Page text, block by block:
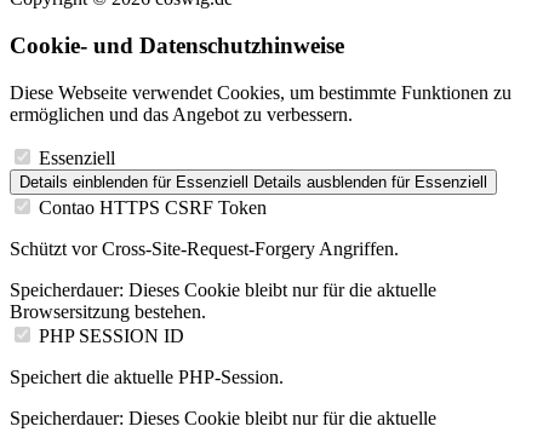
Cookie- und Datenschutzhinweise
Diese Webseite verwendet Cookies, um bestimmte Funktionen zu
ermöglichen und das Angebot zu verbessern.
Essenziell
Details einblenden für Essenziell Details ausblenden für Essenziell
Contao HTTPS CSRF Token
Schützt vor Cross-Site-Request-Forgery Angriffen.
Speicherdauer: Dieses Cookie bleibt nur für die aktuelle
Browsersitzung bestehen.
PHP SESSION ID
Speichert die aktuelle PHP-Session.
Speicherdauer: Dieses Cookie bleibt nur für die aktuelle